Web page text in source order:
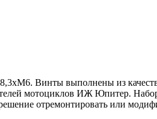
Винты выполнены из
мотоциклов ИЖ Юпитер.
отремонтировать или